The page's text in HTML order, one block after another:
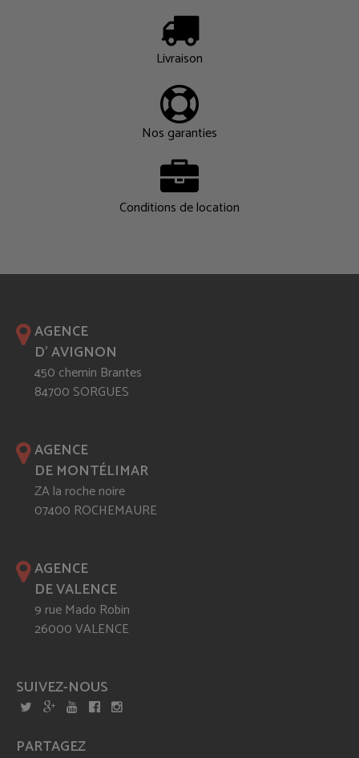
Livraison
Nos garanties
Conditions de location
AGENCE
D' AVIGNON
450 chemin Brantes
84700 SORGUES
AGENCE
DE MONTÉLIMAR
ZA la roche noire
07400 ROCHEMAURE
AGENCE
DE VALENCE
9 rue Mado Robin
26000 VALENCE
SUIVEZ-NOUS
PARTAGEZ